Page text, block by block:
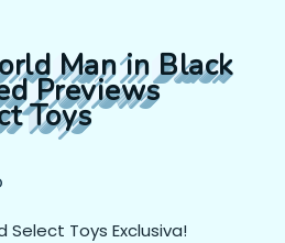
Man in Black
Previews
Toys
Select Toys Exclusiva!